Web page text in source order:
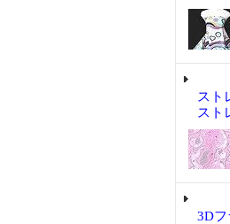
スト
スト
3Dフ